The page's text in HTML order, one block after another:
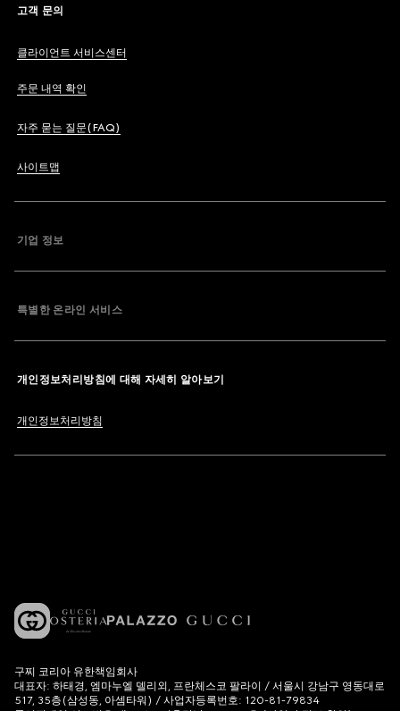
고객 문의
클라이언트 서비스센터
주문 내역 확인
자주 묻는 질문(FAQ)
사이트맵
기업 정보
특별한 온라인 서비스
개인정보처리방침에 대해 자세히 알아보기
개인정보처리방침
구찌 코리아 유한책임회사
대표자: 하태경, 엠마누엘 델리외, 프란체스코 팔라이 / 서울시 강남구 영동대로
517, 35층(삼성동, 아셈타워) / 사업자등록번호: 120-81-79834